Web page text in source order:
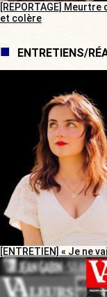
[REPORTAGE]
et colère
ENTRETIENS/
[ENTRETIEN] « Je ne